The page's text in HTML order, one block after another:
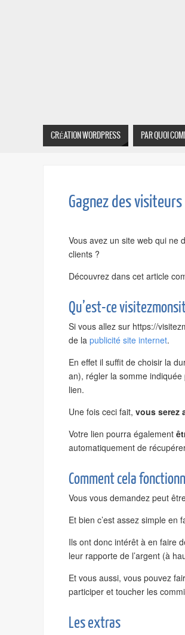
CRÉATION WORDPRESS PAR QUOI
Gagnez des
Vous avez un site web qui ne
clients ?
Découvrez dans cet article
Qu’est-ce
Si vous allez sur https://
de la publicité site internet.
En effet il suffit de choisir la
an), régler la somme
lien.
Une fois ceci fait, vous serez
Votre lien pourra également
automatiquement de
Comment cela
Vous vous demandez peut
Et bien c’est assez simple
Ils ont donc intérêt à en faire
leur rapporte de l’argent (à
Et vous aussi, vous pouvez
participer et toucher les
Les extras